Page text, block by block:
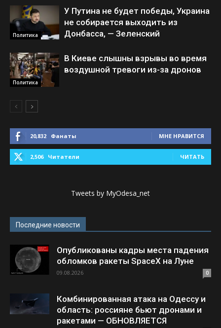
Политика
У Путина не будет победы, Украина
не собирается выходить из
Донбасса, — Зеленский
Политика
В Киеве слышны взрывы во время
воздушной тревоги из-за дронов
20,832 Фанаты МНЕ НРАВИТСЯ
2,506 Читатели ЧИТАТЬ
Tweets by MyOdesa_net
Последние новости
Опубликованы кадры места падения
обломков ракеты SpaceX на Луне
09.08.2026 0
Комбинированная атака на Одессу и
область: россияне бьют дронами и
ракетами — ОБНОВЛЯЕТСЯ